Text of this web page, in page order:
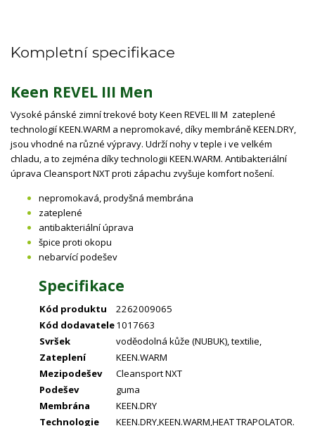
Kompletní specifikace
Keen REVEL III Men
Vysoké pánské zimní trekové boty Keen REVEL III M zateplené
technologií KEEN.WARM a nepromokavé, díky membráně KEEN.DRY,
jsou vhodné na různé výpravy. Udrží nohy v teple i ve velkém
chladu, a to zejména díky technologii KEEN.WARM. Antibakteriální
úprava Cleansport NXT proti zápachu zvyšuje komfort nošení.
nepromokavá, prodyšná membrána
zateplené
antibakteriální úprava
špice proti okopu
nebarvící podešev
Specifikace
Kód produktu
2262009065
Kód dodavatele1017663
Svršek
voděodolná kůže (NUBUK), textilie,
Zateplení
KEEN.WARM
Mezipodešev
Cleansport NXT
Podešev
guma
Membrána
KEEN.DRY
Technologie
KEEN.DRY,KEEN.WARM,HEAT TRAPOLATOR.